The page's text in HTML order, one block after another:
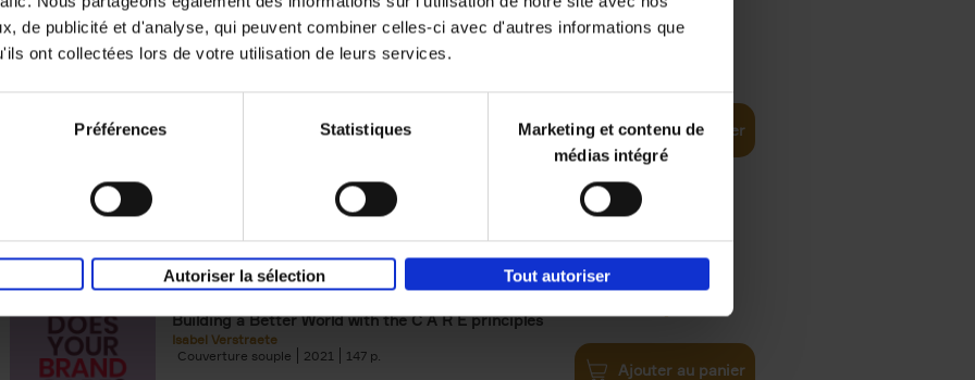
de publicité et d'analyse, qui peuvent combiner celles-ci avec d'autres informations que
ont collectées lors de votre utilisation de leurs services.
Préférences Statistiques
Marketing et contenu de
médias intégré
Autoriser la sélection Tout autoriser
Digital marketing like a PRO -
completely revised edition
Ajouter au panier
Does Your Brand Care?
Building a Better World with the C A R E principles
Isabel Verstraete
Couverture souple
2021 147
€34,99
Ajouter au panier